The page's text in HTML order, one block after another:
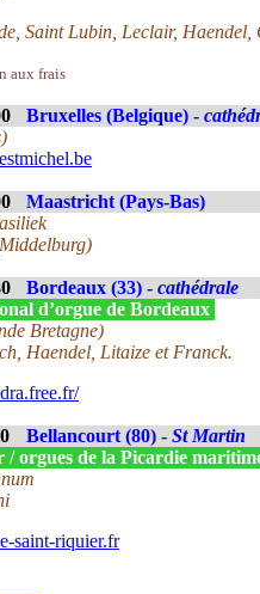
Saint Lubin, Leclair,
aux frais
Bruxelles (Belgique) -
Maastricht (Pays-Bas)
Bordeaux (33) - cathédrale
d’orgue de Bordeaux
Bretagne)
Haendel, Litaize et Franck.
Bellancourt (80) - St Martin
orgues de la Picardie
saint-riquier.fr